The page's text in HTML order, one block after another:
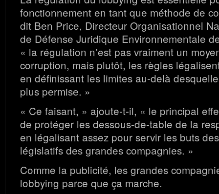
fonctionnement en tant que méthode de
dit Ben Price, Directeur Organisationnel
de Défense Juridique Environnementale
« la régulation n’est pas vraiment un
corruption, mais plutôt, les règles
en définissant les limites au-delà
plus permise. »
« Ce faisant, » ajoute-t-il, « le principal
de protéger les dessous-de-table de la
en légalisant assez pour servir les buts
législatifs des grandes compagnies. »
Comme la publicité, les grandes
lobbying parce que ça marche.